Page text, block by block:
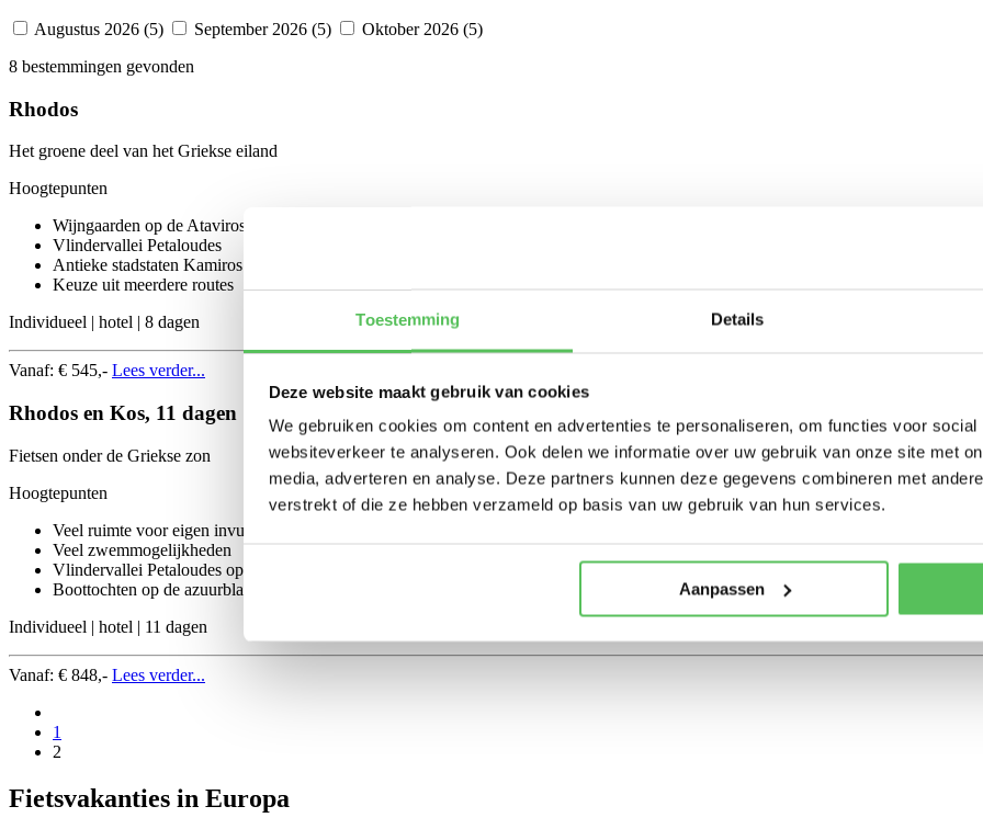
Toestemming Details
Deze website maakt gebruik van cookies
We gebruiken cookies om content en advertenties te personaliseren, om functies voor
websiteverkeer te analyseren. Ook delen we informatie over uw gebruik van onze site met
media, adverteren en analyse. Deze partners kunnen deze gegevens combineren met
verstrekt of die ze hebben verzameld op basis van uw gebruik van hun services.
Aanpassen
Augustus 2026 (5) September 2026 (5)
Oktober 2026 (5)
8 bestemmingen gevonden
Rhodos
Het groene deel van het Griekse eiland
Hoogtepunten
Wijngaarden op de Ataviros
Vlindervallei Petaloudes
Antieke stadstaten Kamiros en Ialissos
Keuze uit meerdere routes
Individueel | hotel | 8 dagen
Vanaf: € 545,- Lees verder...
Rhodos en Kos, 11 dagen
Fietsen onder de Griekse zon
Hoogtepunten
Veel ruimte voor eigen invulling
Veel zwemmogelijkheden
Vlindervallei Petaloudes op Rhodos
Boottochten op de azuurblauwe zee
Individueel | hotel | 11 dagen
Vanaf: € 848,- Lees verder...
1
2
Fietsvakanties in Europa